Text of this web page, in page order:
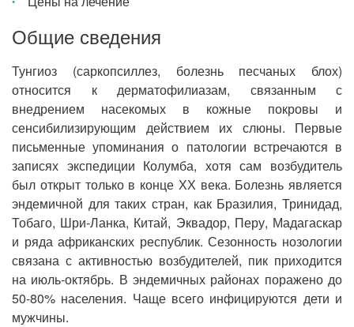
Общие сведения
Тунгиоз (саркопсиллез, болезнь песчаных блох)
относится к дерматофилиазам, связанным с
внедрением насекомых в кожные покровы и
сенсибилизирующим действием их слюны. Первые
письменные упоминания о патологии встречаются в
записях экспедиции Колумба, хотя сам возбудитель
был открыт только в конце ХХ века. Болезнь является
эндемичной для таких стран, как Бразилия, Тринидад,
Тобаго, Шри-Ланка, Китай, Эквадор, Перу, Мадагаскар
и ряда африканских республик. Сезонность нозологии
связана с активностью возбудителей, пик приходится
на июль-октябрь. В эндемичных районах поражено до
50-80% населения. Чаще всего инфицируются дети и
мужчины.